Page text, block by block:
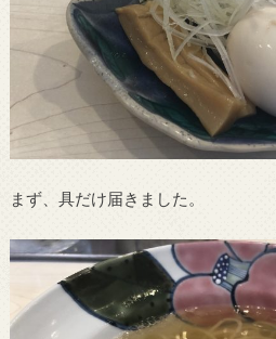
まず、具だけ届きました。